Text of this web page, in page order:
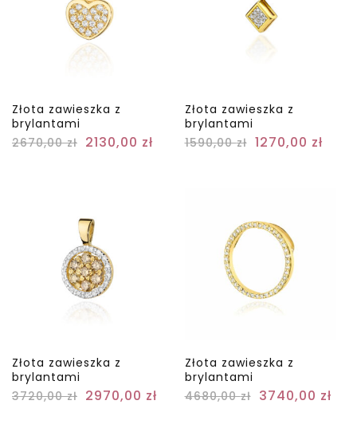
Złota zawieszka z
brylantami
2670,00zł 2130,00 zł
Złota zawieszka z
brylantami
1590,00zł 1270,00 zł
Złota zawieszka z
brylantami
3720,00zł 2970,00 zł
Złota zawieszka z
brylantami
4680,00zł 3740,00 zł